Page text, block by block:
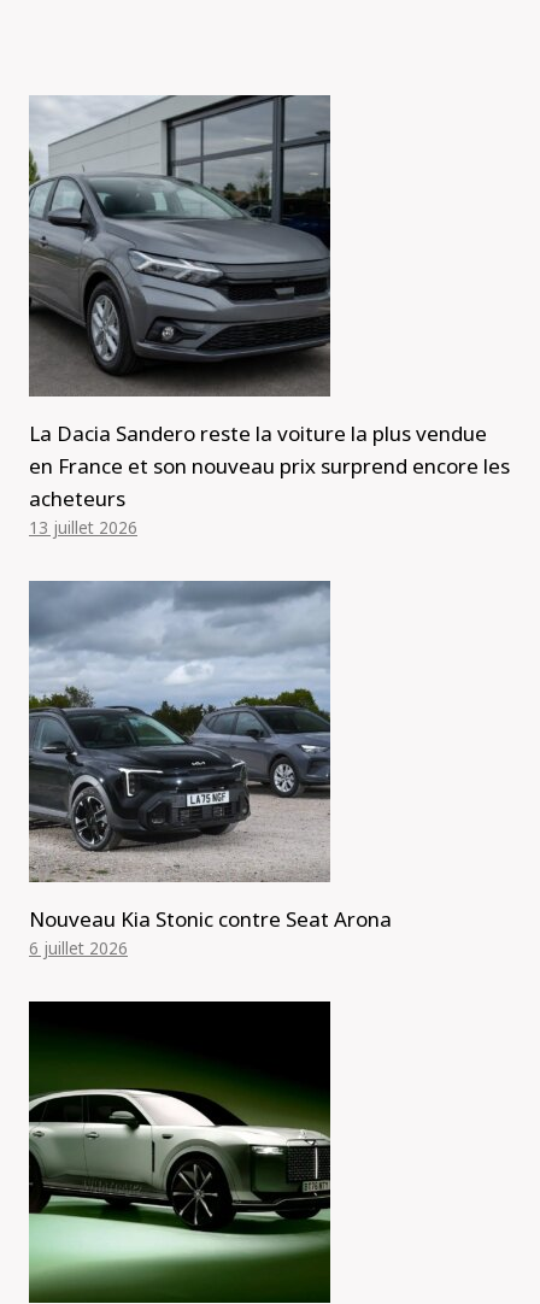
La Dacia Sandero reste la voiture la plus vendue
en France et son nouveau prix surprend encore les
acheteurs
13 juillet 2026
Nouveau Kia Stonic contre Seat Arona
6 juillet 2026